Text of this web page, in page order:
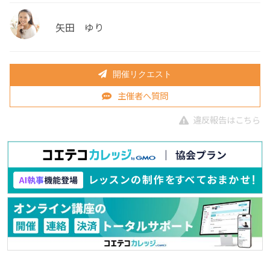
矢田 ゆり
開催リクエスト
主催者へ質問
違反報告はこちら